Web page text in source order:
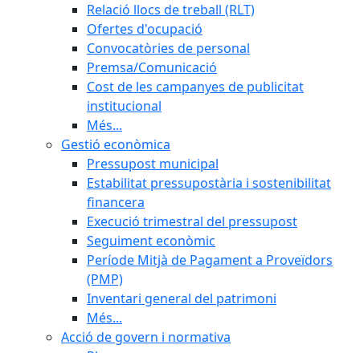
Relació llocs de treball (RLT)
Ofertes d'ocupació
Convocatòries de personal
Premsa/Comunicació
Cost de les campanyes de publicitat
institucional
Més...
Gestió econòmica
Pressupost municipal
Estabilitat pressupostària i sostenibilitat
financera
Execució trimestral del pressupost
Seguiment econòmic
Període Mitjà de Pagament a Proveïdors
(PMP)
Inventari general del patrimoni
Més...
Acció de govern i normativa